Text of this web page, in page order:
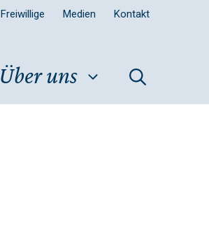
Freiwillige Medien Kontakt
Über uns